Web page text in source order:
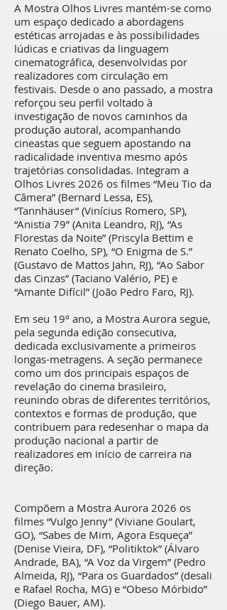
A Mostra Olhos Livres mantém-se como
um espaço dedicado a abordagens
estéticas arrojadas e às possibilidades
lúdicas e criativas da linguagem
cinematográfica, desenvolvidas por
realizadores com circulação em
festivais. Desde o ano passado, a mostra
reforçou seu perfil voltado à
investigação de novos caminhos da
produção autoral, acompanhando
cineastas que seguem apostando na
radicalidade inventiva mesmo após
trajetórias consolidadas. Integram a
Olhos Livres 2026 os filmes “Meu Tio da
Câmera” (Bernard Lessa, ES),
“Tannhäuser” (Vinícius Romero, SP),
“Anistia 79” (Anita Leandro, RJ), “As
Florestas da Noite” (Priscyla Bettim e
Renato Coelho, SP), “O Enigma de S.”
(Gustavo de Mattos Jahn, RJ), “Ao Sabor
das Cinzas” (Taciano Valério, PE) e
“Amante Difícil” (João Pedro Faro, RJ).
Em seu 19º ano, a Mostra Aurora segue,
pela segunda edição consecutiva,
dedicada exclusivamente a primeiros
longas-metragens. A seção permanece
como um dos principais espaços de
revelação do cinema brasileiro,
reunindo obras de diferentes territórios,
contextos e formas de produção, que
contribuem para redesenhar o mapa da
produção nacional a partir de
realizadores em início de carreira na
direção.
Compõem a Mostra Aurora 2026 os
filmes “Vulgo Jenny” (Viviane Goulart,
GO), “Sabes de Mim, Agora Esqueça”
(Denise Vieira, DF), “Politiktok” (Álvaro
Andrade, BA), “A Voz da Virgem” (Pedro
Almeida, RJ), “Para os Guardados” (desali
e Rafael Rocha, MG) e “Obeso Mórbido”
(Diego Bauer, AM).